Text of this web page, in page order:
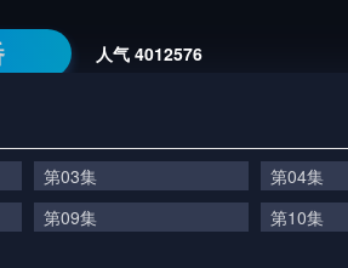
人气 4012576
第03集 第04集
第09集
第10集